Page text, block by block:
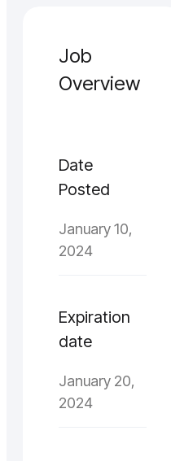
Job
Overview
Date
Posted
January 10,
2024
Expiration
date
January 20,
2024